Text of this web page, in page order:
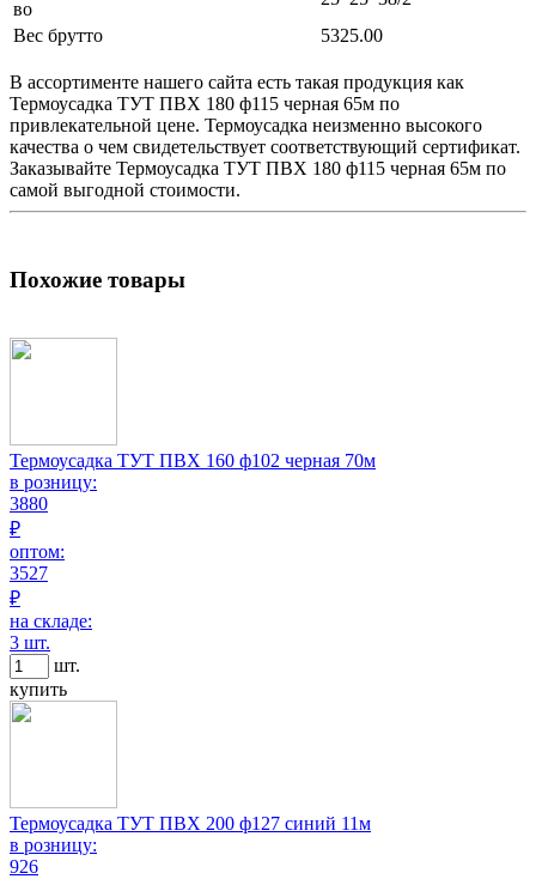
во
Вес брутто
5325.00
В ассортименте нашего сайта есть такая продукция как
Термоусадка ТУТ ПВХ 180 ф115 черная 65м по
привлекательной цене. Термоусадка неизменно высокого
качества о чем свидетельствует соответствующий сертификат.
Заказывайте Термоусадка ТУТ ПВХ 180 ф115 черная 65м по
самой выгодной стоимости.
Похожие товары
Термоусадка ТУТ ПВХ 160 ф102 черная 70м
в розницу:
3880
₽
оптом:
3527
₽
на складе:
3 шт.
шт.
купить
Термоусадка ТУТ ПВХ 200 ф127 синий 11м
в розницу:
926